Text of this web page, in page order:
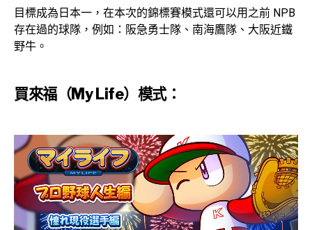
目標成為日本一，在本次的錦標賽模式還可以用之前 NPB
存在過的球隊，例如：阪急勇士隊、南海鷹隊、大阪近鐵
野牛。
買來福（My Life）模式：